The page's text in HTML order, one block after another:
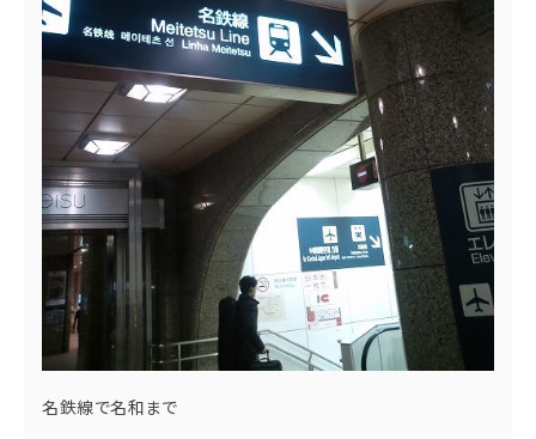
名鉄線で名和まで